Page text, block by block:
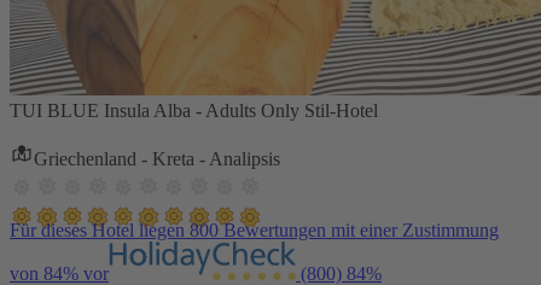
TUI BLUE Insula Alba - Adults Only Stil-Hotel
Griechenland - Kreta - Analipsis
Für dieses Hotel liegen 800 Bewertungen mit einer Zustimmung
von 84% vor (800) 84%